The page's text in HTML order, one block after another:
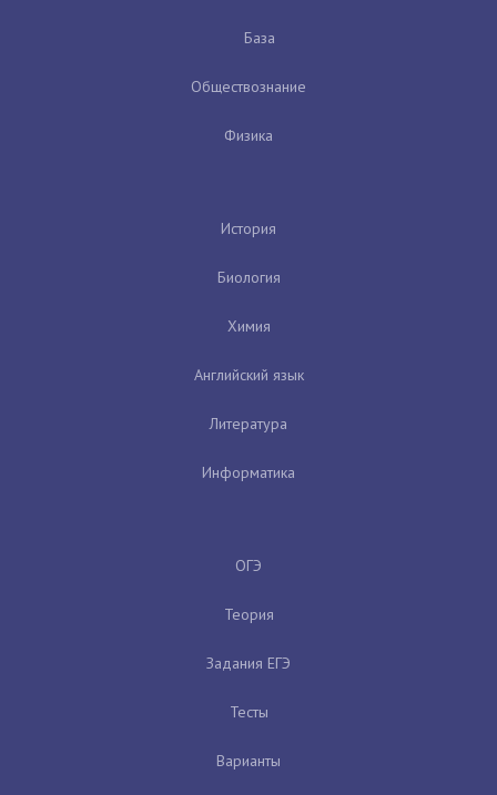
База
Обществознание
Физика
История
Биология
Химия
Английский язык
Литература
Информатика
ОГЭ
Теория
Задания ЕГЭ
Тесты
Варианты